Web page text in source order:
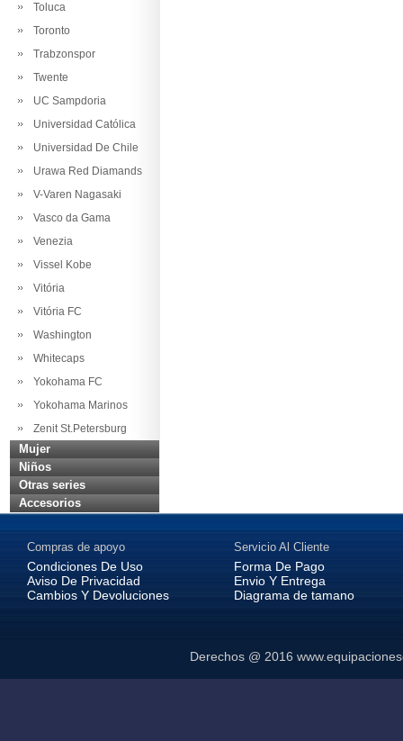
Toluca
Toronto
Trabzonspor
Twente
UC Sampdoria
Universidad Católica
Universidad De Chile
Urawa Red Diamands
V-Varen Nagasaki
Vasco da Gama
Venezia
Vissel Kobe
Vitória
Vitória FC
Washington
Whitecaps
Yokohama FC
Yokohama Marinos
Zenit St.Petersburg
Mujer
Niños
Otras series
Accesorios
Compras de apoyo
Condiciones De Uso
Aviso De Privacidad
Cambios Y Devoluciones
Servicio Al Cliente
Forma De Pago
Envio Y Entrega
Diagrama de tamano
Derechos @ 2016